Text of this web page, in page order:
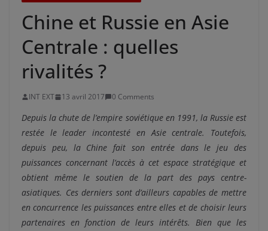
Chine et Russie en Asie
Centrale : quelles
rivalités ?
INT EXT 13 avril 2017 0 Comments
Depuis la chute de l’empire soviétique en 1991, la Russie est
restée le leader incontesté en Asie centrale. Toutefois,
depuis peu, la Chine fait son entrée dans le jeu des
puissances concernant l’accès à cet espace stratégique et
obtient même le soutien de la part des pays centre-
asiatiques. Ces derniers sont d’ailleurs capables de mettre
en concurrence les puissances entre elles et de choisir leurs
partenaires en fonction de leurs intérêts. Bien que les